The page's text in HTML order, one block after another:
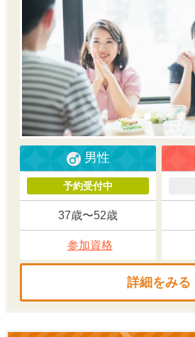
男性
予約受付中
37歳〜52歳
参加資格
詳細をみる